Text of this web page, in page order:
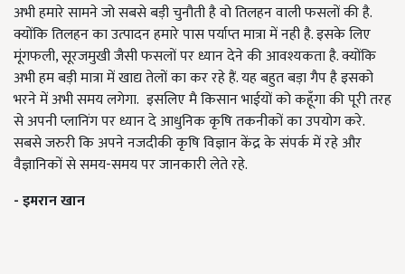
अभी हमारे सामने जो सबसे बड़ी चुनौती है वो तिलहन वाली फसलों की है.
क्योंकि तिलहन का उत्पादन हमारे पास पर्याप्त मात्रा में नही है. इसके लिए
मूंगफली, सूरजमुखी जैसी फसलों पर ध्यान देने की आवश्यकता है. क्योंकि
अभी हम बड़ी मात्रा में खाद्य तेलों का कर रहे हैं. यह बहुत बड़ा गैप है इसको
भरने में अभी समय लगेगा. इसलिए मै किसान भाईयों को कहूँगा की पूरी तरह
से अपनी प्लानिंग पर ध्यान दे आधुनिक कृषि तकनीकों का उपयोग करे.
सबसे जरुरी कि अपने नजदीकी कृषि विज्ञान केंद्र के संपर्क में रहे और
वैज्ञानिकों से समय-समय पर जानकारी लेते रहे.
- इमरान खान